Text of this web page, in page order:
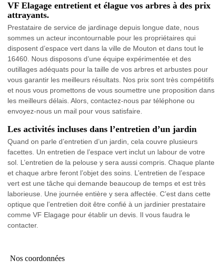
VF Elagage entretient et élague vos arbres à des prix
attrayants.
Prestataire de service de jardinage depuis longue date, nous
sommes un acteur incontournable pour les propriétaires qui
disposent d’espace vert dans la ville de Mouton et dans tout le
16460. Nous disposons d’une équipe expérimentée et des
outillages adéquats pour la taille de vos arbres et arbustes pour
vous garantir les meilleurs résultats. Nos prix sont très compétitifs
et nous vous promettons de vous soumettre une proposition dans
les meilleurs délais. Alors, contactez-nous par téléphone ou
envoyez-nous un mail pour vous satisfaire.
Les activités incluses dans l’entretien d’un jardin
Quand on parle d’entretien d’un jardin, cela couvre plusieurs
facettes. Un entretien de l’espace vert inclut un labour de votre
sol. L’entretien de la pelouse y sera aussi compris. Chaque plante
et chaque arbre feront l’objet des soins. L’entretien de l’espace
vert est une tâche qui demande beaucoup de temps et est très
laborieuse. Une journée entière y sera affectée. C’est dans cette
optique que l’entretien doit être confié à un jardinier prestataire
comme VF Elagage pour établir un devis. Il vous faudra le
contacter.
Nos coordonnées